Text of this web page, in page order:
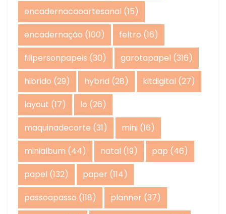
encadernacaoartesanal (15)
encadernação (100) feltro (16)
filipersonpapeis (30) garotapapel (316)
hibrido (29) hybrid (28) kitdigital (27)
layout (17) lo (26)
maquinadecorte (31) mini (16)
minialbum (44) natal (19) pap (46)
papel (132) paper (114)
passoapasso (118) planner (37)